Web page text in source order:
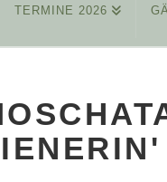
TERMINE 2026